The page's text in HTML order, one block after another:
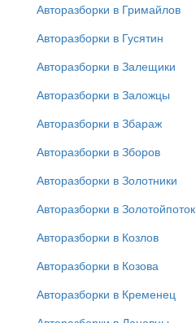
Авторазборки в Гримайлов
Авторазборки в Гусятин
Авторазборки в Залещики
Авторазборки в Заложцы
Авторазборки в Збараж
Авторазборки в Зборов
Авторазборки в Золотники
Авторазборки в Золотойпоток
Авторазборки в Козлов
Авторазборки в Козова
Авторазборки в Кременец